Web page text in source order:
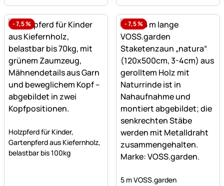
-7,5%
Noch keine Bewertungen abgegeben
Holzpferd für Kinder,
Gartenpferd aus Kiefernholz,
belastbar bis 100kg
-7,5%
5 m VOSS.garden